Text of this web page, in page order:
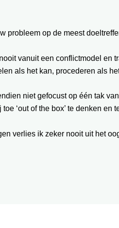
probleem op de meest
vanuit een conflictmodel
als het kan, procederen als
niet gefocust op één tak
‘out of the box’ te denken
verlies ik zeker nooit uit het